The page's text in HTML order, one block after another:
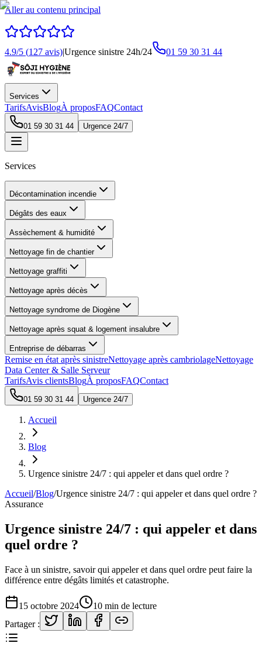
Aller au contenu principal
4.9/5 (127 avis)|Urgence sinistre 24h/24 01 59 30 31 44
Services
TarifsAvisBlogÀ proposFAQContact
01 59 30 31 44 Urgence 24/7
Services
Décontamination incendie
Dégâts des eaux
Assèchement & humidité
Nettoyage fin de chantier
Nettoyage graffiti
Nettoyage après décès
Nettoyage syndrome de Diogène
Nettoyage après squat & logement insalubre
Entreprise de débarras
Remise en état après sinistreNettoyage après cambriolageNettoyage
Data Center & Salle Serveur
TarifsAvis clientsBlogÀ proposFAQContact
01 59 30 31 44 Urgence 24/7
Accueil
Blog
Urgence sinistre 24/7 : qui appeler et dans quel ordre ?
Accueil/Blog/Urgence sinistre 24/7 : qui appeler et dans quel ordre ?
Assurance
Urgence sinistre 24/7 : qui appeler et dans
quel ordre ?
Face à un sinistre, savoir qui appeler et dans quel ordre peut faire la
différence entre dégâts limités et catastrophe.
15 octobre 2024 10 min de lecture
Partager :